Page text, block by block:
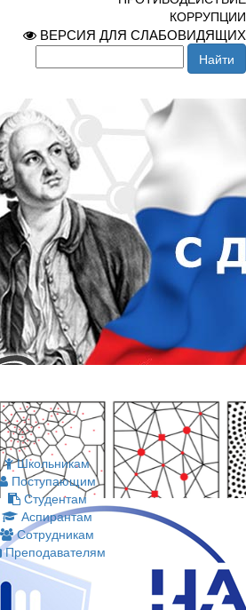
КОРРУПЦИИ
ВЕРСИЯ ДЛЯ СЛАБОВИДЯЩИХ
Школьникам
Поступающим
Студентам
Аспирантам
Сотрудникам
Преподавателям